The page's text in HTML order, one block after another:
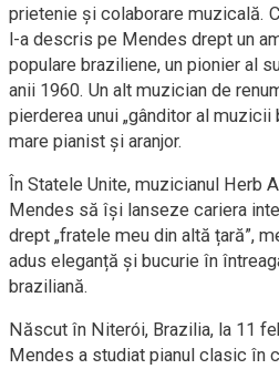
prietenie și colaborare muzicală.
l-a descris pe Mendes drept un
populare braziliene, un pionier al
anii 1960. Un alt muzician de
pierderea unui „gânditor al muzicii
mare pianist și aranjor.
În Statele Unite, muzicianul Herb
Mendes să își lanseze cariera
drept „fratele meu din altă țară”,
adus eleganță și bucurie în
braziliană.
Născut în Niterói, Brazilia, la 11
Mendes a studiat pianul clasic în